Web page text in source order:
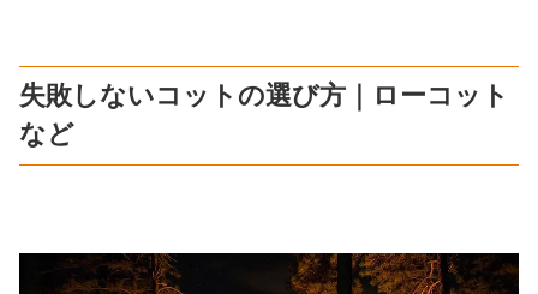
失敗しないコットの選び方｜ローコット
など